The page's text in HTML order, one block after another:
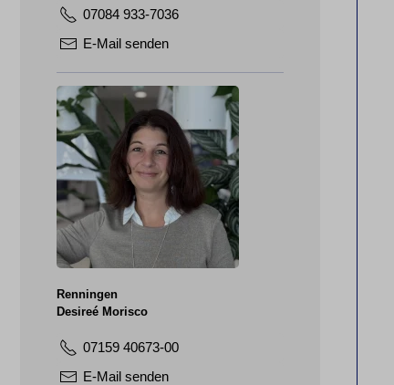
07084 933-7036
E-Mail senden
Renningen
Desireé Morisco
07159 40673-00
E-Mail senden